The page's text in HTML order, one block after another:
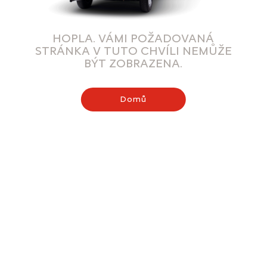
HOPLA. VÁMI POŽADOVANÁ
STRÁNKA V TUTO CHVÍLI NEMŮŽE
BÝT ZOBRAZENA.
Domů